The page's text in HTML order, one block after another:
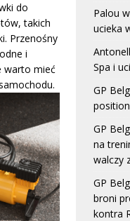
do
takich
Przenośny
i
warto mieć
Palou
ucieka
Spa i
GP
GP
na
walczy
GP
broni
kontra